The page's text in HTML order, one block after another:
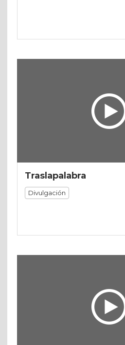
Traslapalabra
Divulgación